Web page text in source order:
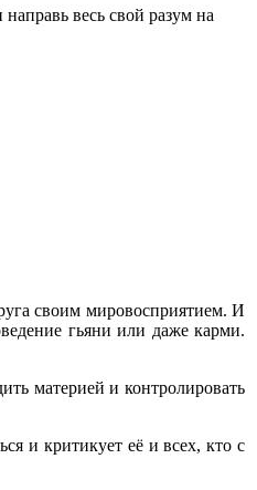
весь свой разум на
своим мировосприятием. И
гьяни или даже карми.
материей и контролировать
и критикует её и всех, кто с